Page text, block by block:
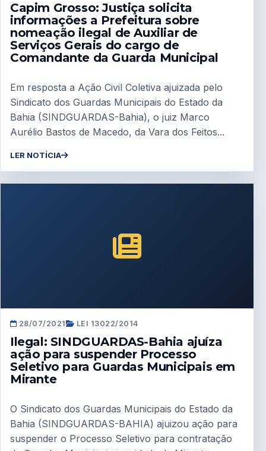
Capim Grosso: Justiça solicita
informações a Prefeitura sobre
nomeação ilegal de Auxiliar de
Serviços Gerais do cargo de
Comandante da Guarda Municipal
Em resposta a Ação Civil Coletiva ajuizada pelo
Sindicato dos Guardas Municipais do Estado da
Bahia (SINDGUARDAS-Bahia), o juiz Marco
Aurélio Bastos de Macedo, da Vara dos Feitos...
LER NOTÍCIA
28/07/2021 LEI 13022/2014
Ilegal: SINDGUARDAS-Bahia ajuíza
ação para suspender Processo
Seletivo para Guardas Municipais em
Mirante
O Sindicato dos Guardas Municipais do Estado da
Bahia (SINDGUARDAS-BAHIA) ajuizou ação para
suspender o Processo Seletivo para contratação